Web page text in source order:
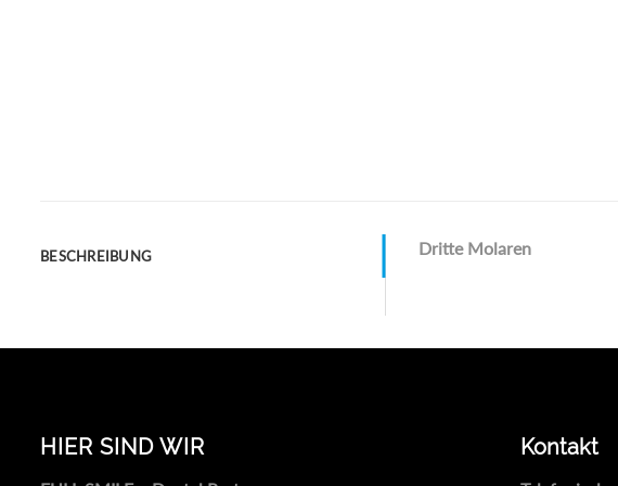
BESCHREIBUNG Dritte Molaren
HIER SIND WIR Kontakt